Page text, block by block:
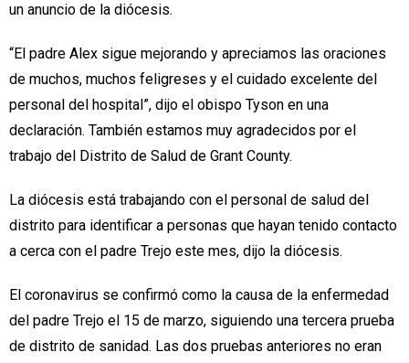
un anuncio de la diócesis.
“El padre Alex sigue mejorando y apreciamos las oraciones
de muchos, muchos feligreses y el cuidado excelente del
personal del hospital”, dijo el obispo Tyson en una
declaración. También estamos muy agradecidos por el
trabajo del Distrito de Salud de Grant County.
La diócesis está trabajando con el personal de salud del
distrito para identificar a personas que hayan tenido contacto
a cerca con el padre Trejo este mes, dijo la diócesis.
El coronavirus se confirmó como la causa de la enfermedad
del padre Trejo el 15 de marzo, siguiendo una tercera prueba
de distrito de sanidad. Las dos pruebas anteriores no eran